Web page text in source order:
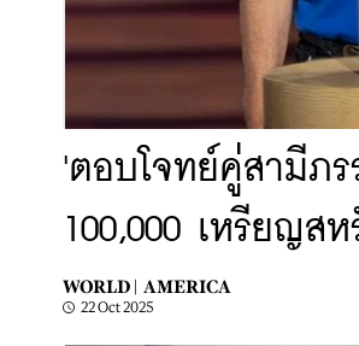
'ตอบโจทย์คู่สามีภ
100,000 เหรียญส
WORLD | AMERICA
22 Oct 2025